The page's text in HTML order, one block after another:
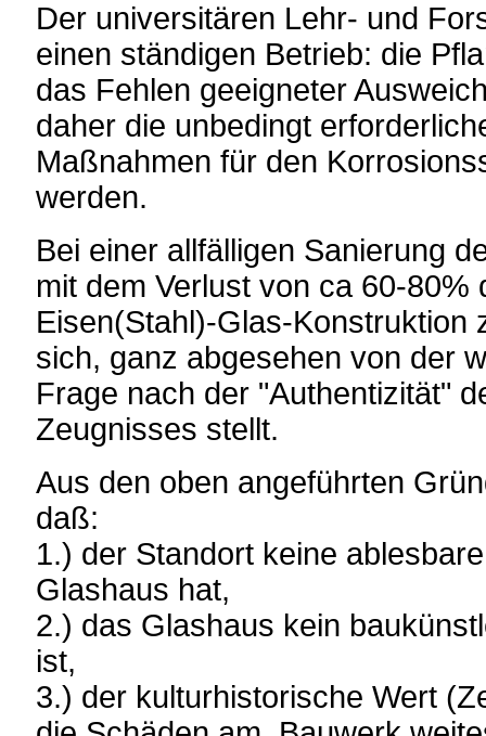
Der universitären Lehr- und
einen ständigen Betrieb: die
das Fehlen geeigneter
daher die unbedingt
Maßnahmen für den
werden.
Bei einer allfälligen Sanierung
mit dem Verlust von ca 60-80%
Eisen(Stahl)-Glas-Konstruktion
sich, ganz abgesehen von der
Frage nach der "Authentizität"
Zeugnisses stellt.
Aus den oben angeführten
daß:
1.) der Standort keine
Glashaus hat,
2.) das Glashaus kein
ist,
3.) der kulturhistorische Wert